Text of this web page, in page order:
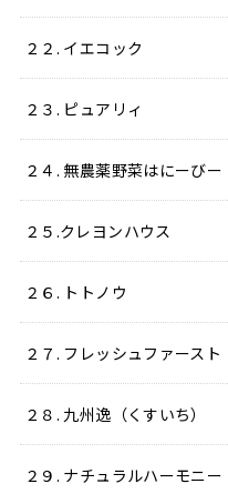
２２. イエコック
２３. ピュアリィ
２４. 無農薬野菜はにーびー
２５.クレヨンハウス
２６. トトノウ
２７. フレッシュファースト
２８. 九州逸（くすいち）
２９. ナチュラルハーモニー